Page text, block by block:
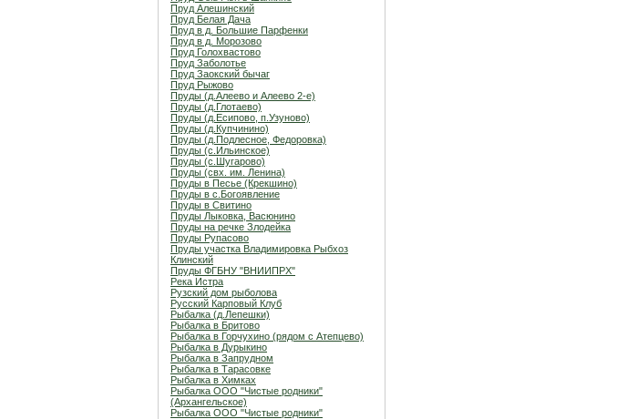
Пруд Алешинский
Пруд Белая Дача
Пруд в д. Большие Парфенки
Пруд в д. Морозово
Пруд Голохвастово
Пруд Заболотье
Пруд Заокский бычаг
Пруд Рыжово
Пруды (д.Алеево и Алеево 2-е)
Пруды (д.Глотаево)
Пруды (д.Есипово, п.Узуново)
Пруды (д.Купчинино)
Пруды (д.Подлесное, Федоровка)
Пруды (с.Ильинское)
Пруды (с.Шугарово)
Пруды (свх. им. Ленина)
Пруды в Песье (Крекшино)
Пруды в с.Богоявление
Пруды в Свитино
Пруды Лыковка, Васюнино
Пруды на речке Злодейка
Пруды Рупасово
Пруды участка Владимировка Рыбхоз
Клинский
Пруды ФГБНУ "ВНИИПРХ"
Река Истра
Рузский дом рыболова
Русский Карповый Клуб
Рыбалка (д.Лепешки)
Рыбалка в Бритово
Рыбалка в Горчухино (рядом с Атепцево)
Рыбалка в Дурыкино
Рыбалка в Запрудном
Рыбалка в Тарасовке
Рыбалка в Химках
Рыбалка ООО "Чистые родники"
(Архангельское)
Рыбалка ООО "Чистые родники"